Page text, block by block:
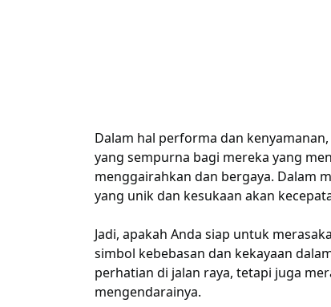
Dalam hal performa dan
yang sempurna bagi mereka yang
menggairahkan dan bergaya. Dalam
yang unik dan kesukaan akan
Jadi, apakah Anda siap untuk
simbol kebebasan dan kekayaan
perhatian di jalan raya, tetapi juga
mengendarainya.